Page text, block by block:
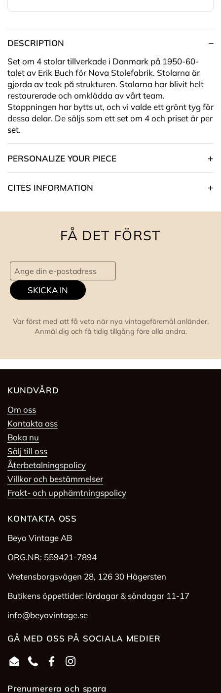
DESCRIPTION
Set om 4 stolar tillverkade i Danmark på 1950-60-
talet av Erik Buch för Nova Stolefabrik. Stolarna är
gjorda av teak på strukturen. Stolarna har blivit helt
restaurerade och omklädda av vårt team.
Stoppningen har bytts ut, och vi valdeett grönttyg för
dessa delar. De säljs som ett set om 4 och priset är per
set.
PERSONALIZE YOUR PIECE
CITES INFORMATION
FÅ DET FÖRST
SKICKA IN
Var först med att få veta när nya vintageföremål anländer.
Anmäl dig och få tidig tillgång före alla andra.
KUNDVÅRD
Om oss
Kontakta oss
Boka nu
Sälj till oss
Återbetalningspolicy
Villkor och bestämmelser
Frakt- och upphämtningspolicy
KONTAKTA OSS
Beyo Vintage AB
ORG.NR: 559421-7894
Vretensborgsvägen 28, 126 30 Hägersten
Butikens öppettider: lördagar & söndagar 11-17
info@beyovintage.se
GÅ MED OSS PÅ SOCIALA MEDIER
EmailPhoneFacebookInstagram
Prenumerera och spara